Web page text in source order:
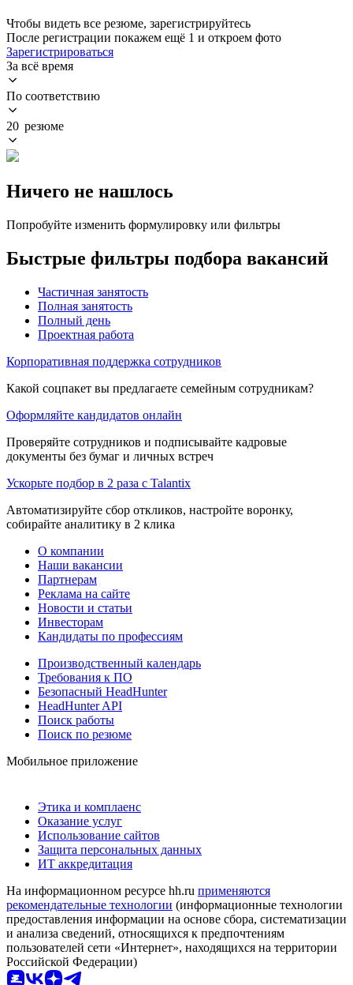
Чтобы видеть все резюме, зарегистрируйтесь
После регистрации покажем ещё 1 и откроем фото
Зарегистрироваться
За всё время
По соответствию
20 резюме
Ничего не нашлось
Попробуйте изменить формулировку или фильтры
Быстрые фильтры подбора вакансий
Частичная занятость
Полная занятость
Полный день
Проектная работа
Корпоративная поддержка сотрудников
Какой соцпакет вы предлагаете семейным сотрудникам?
Оформляйте кандидатов онлайн
Проверяйте сотрудников и подписывайте кадровые
документы без бумаг и личных встреч
Ускорьте подбор в 2 раза с Talantix
Автоматизируйте сбор откликов, настройте воронку,
собирайте аналитику в 2 клика
О компании
Наши вакансии
Партнерам
Реклама на сайте
Новости и статьи
Инвесторам
Кандидаты по профессиям
Производственный календарь
Требования к ПО
Безопасный HeadHunter
HeadHunter API
Поиск работы
Поиск по резюме
Мобильное приложение
Этика и комплаенс
Оказание услуг
Использование сайтов
Защита персональных данных
ИТ аккредитация
На информационном ресурсе hh.ru применяются
рекомендательные технологии (информационные технологии
предоставления информации на основе сбора, систематизации
и анализа сведений, относящихся к предпочтениям
пользователей сети «Интернет», находящихся на территории
Российской Федерации)